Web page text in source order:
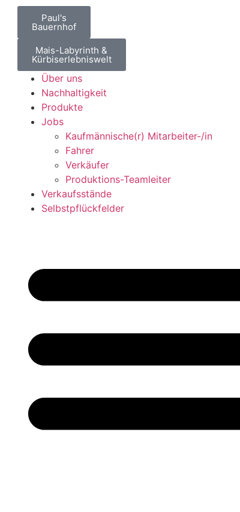
Paul's
Bauernhof
Mais-Labyrinth &
Kürbiserlebniswelt
Über uns
Nachhaltigkeit
Produkte
Jobs
Kaufmännische(r) Mitarbeiter-/in
Fahrer
Verkäufer
Produktions-Teamleiter
Verkaufsstände
Selbstpflückfelder